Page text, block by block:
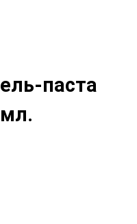
паста